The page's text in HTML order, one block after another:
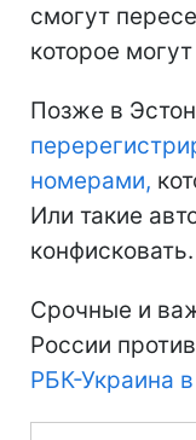
смогут
которое
Позже в
номерами,
Или такие
конфисковать.
Срочные и
России
РБК-Украина